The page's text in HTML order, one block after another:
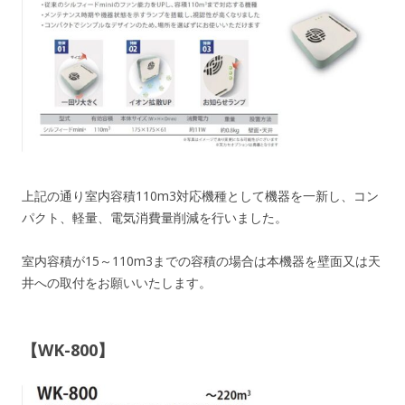
上記の通り室内容積110m3対応機種として機器を一新し、コン
パクト、軽量、電気消費量削減を行いました。
室内容積が15～110m3までの容積の場合は本機器を壁面又は天
井への取付をお願いいたします。
【WK-800】